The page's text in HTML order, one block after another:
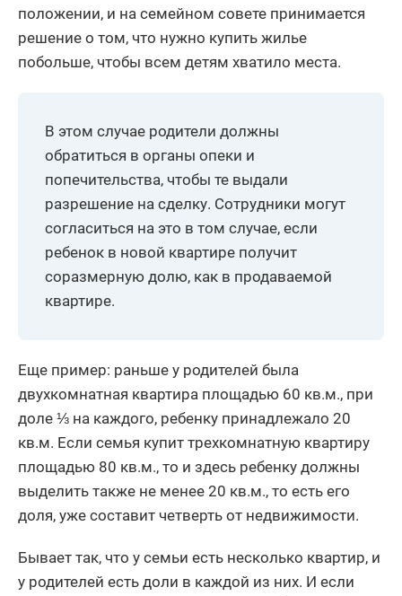
положении, и на семейном совете принимается
решение о том, что нужно купить жилье
побольше, чтобы всем детям хватило места.
В этом случае родители должны
обратиться в органы опеки и
попечительства, чтобы те выдали
разрешение на сделку. Сотрудники могут
согласиться на это в том случае, если
ребенок в новой квартире получит
соразмерную долю, как в продаваемой
квартире.
Еще пример: раньше у родителей была
двухкомнатная квартира площадью 60 кв.м., при
доле ⅓ на каждого, ребенку принадлежало 20
кв.м. Если семья купит трехкомнатную квартиру
площадью 80 кв.м., то и здесь ребенку должны
выделить также не менее 20 кв.м., то есть его
доля, уже составит четверть от недвижимости.
Бывает так, что у семьи есть несколько квартир, и
у родителей есть доли в каждой из них. И если